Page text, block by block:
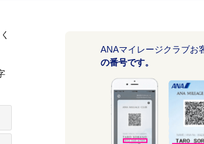
ANAマイレージクラブお
の番号です。